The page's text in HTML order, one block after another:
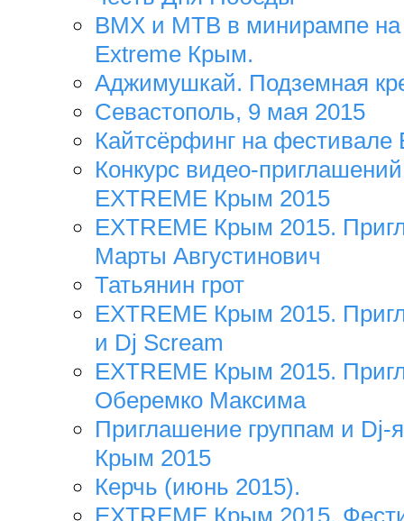
BMX и MTB в минирампе
Extreme Крым.
Аджимушкай. Подземная
Севастополь, 9 мая 2015
Кайтсёрфинг на
Конкурс видео-
EXTREME Крым 2015
EXTREME Крым 2015.
Марты Августинович
Татьянин грот
EXTREME Крым 2015.
и Dj Scream
EXTREME Крым 2015.
Оберемко Максима
Приглашение группам и Dj-
Крым 2015
Керчь (июнь 2015).
EXTREME Крым 2015.